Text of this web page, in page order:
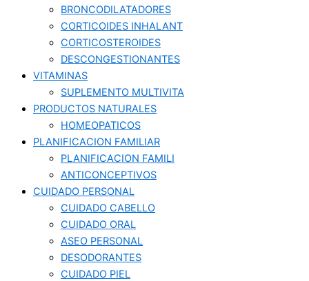
BRONCODILATADORES
CORTICOIDES INHALANT
CORTICOSTEROIDES
DESCONGESTIONANTES
VITAMINAS
SUPLEMENTO MULTIVITA
PRODUCTOS NATURALES
HOMEOPATICOS
PLANIFICACION FAMILIAR
PLANIFICACION FAMILI
ANTICONCEPTIVOS
CUIDADO PERSONAL
CUIDADO CABELLO
CUIDADO ORAL
ASEO PERSONAL
DESODORANTES
CUIDADO PIEL